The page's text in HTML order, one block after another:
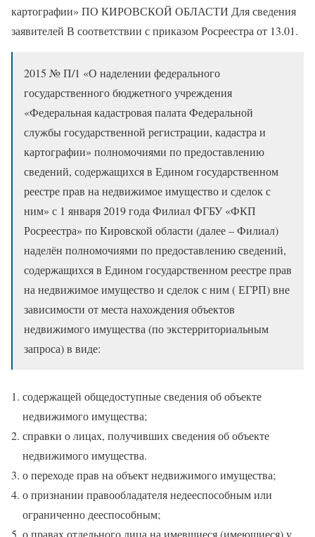
картографии» ПО КИРОВСКОЙ ОБЛАСТИ Для сведения
заявителей В соответствии с приказом Росреестра от 13.01.
2015 № П/1 «О наделении федерального
государственного бюджетного учреждения
«Федеральная кадастровая палата Федеральной
службы государственной регистрации, кадастра и
картографии» полномочиями по предоставлению
сведений, содержащихся в Едином государственном
реестре прав на недвижимое имущество и сделок с
ним» с 1 января 2019 года Филиал ФГБУ «ФКП
Росреестра» по Кировской области (далее – Филиал)
наделён полномочиями по предоставлению сведений,
содержащихся в Едином государственном реестре прав
на недвижимое имущество и сделок с ним ( ЕГРП) вне
зависимости от места нахождения объектов
недвижимого имущества (по экстерриториальным
запроса) в виде:
содержащей общедоступные сведения об объекте
недвижимого имущества;
справки о лицах, получивших сведения об объекте
недвижимого имущества.
о переходе прав на объект недвижимого имущества;
о признании правообладателя недееспособным или
ограниченно дееспособным;